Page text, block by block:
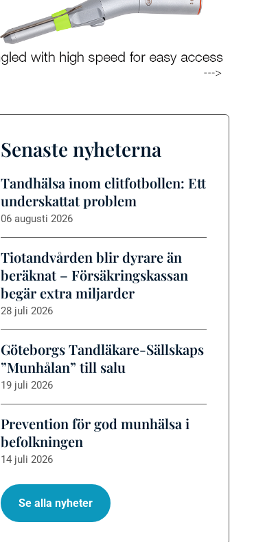
Senaste nyheterna
Tandhälsa inom elitfotbollen: Ett
underskattat problem
06 augusti 2026
Tiotandvården blir dyrare än
beräknat – Försäkringskassan
begär extra miljarder
28 juli 2026
Göteborgs Tandläkare-Sällskaps
”Munhålan” till salu
19 juli 2026
Prevention för god munhälsa i
befolkningen
14 juli 2026
Se alla nyheter